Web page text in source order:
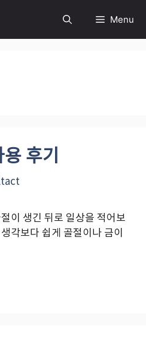
Menu
후기
이 생긴 뒤로 일상을 적어보
각보다 쉽게 골절이나 금이